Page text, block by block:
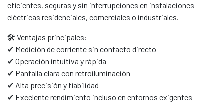
eficientes, seguras y sin interrupciones en instalaciones
eléctricas residenciales, comerciales o industriales.
🛠️ Ventajas principales:
✔ Medición de corriente sin contacto directo
✔ Operación intuitiva y rápida
✔ Pantalla clara con retroiluminación
✔ Alta precisión y fiabilidad
✔ Excelente rendimiento incluso en entornos exigentes